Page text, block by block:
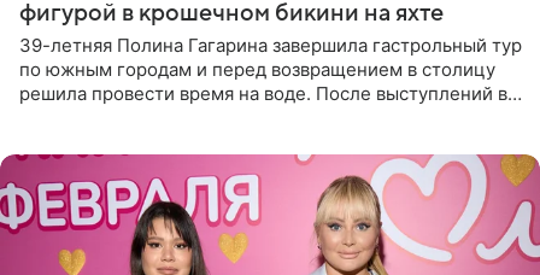
фигурой в крошечном бикини на яхте
39-летняя Полина Гагарина завершила гастрольный тур
по южным городам и перед возвращением в столицу
решила провести время на воде. После выступлений в